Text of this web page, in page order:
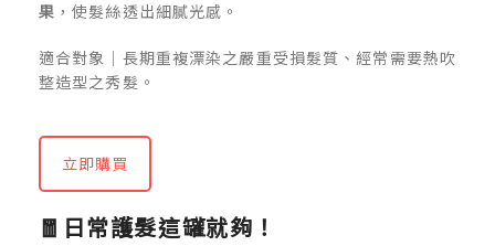
果 ，使髮絲透出細膩光感。
適合對象｜長期重複漂染之嚴重受損髮質、經常需要熱吹
整造型之秀髮。
立即購買
🧧日常護髮這罐就夠！